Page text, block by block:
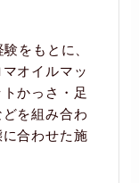
をもとに、
オイルマッ
かっさ・足
を組み合わ
合わせた施